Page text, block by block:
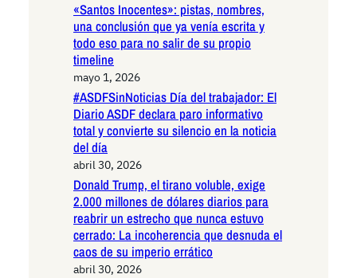
«Santos Inocentes»: pistas, nombres,
una conclusión que ya venía escrita y
todo eso para no salir de su propio
timeline
mayo 1, 2026
#ASDFSinNoticias Día del trabajador: El
Diario ASDF declara paro informativo
total y convierte su silencio en la noticia
del día
abril 30, 2026
Donald Trump, el tirano voluble, exige
2.000 millones de dólares diarios para
reabrir un estrecho que nunca estuvo
cerrado: La incoherencia que desnuda el
caos de su imperio errático
abril 30, 2026